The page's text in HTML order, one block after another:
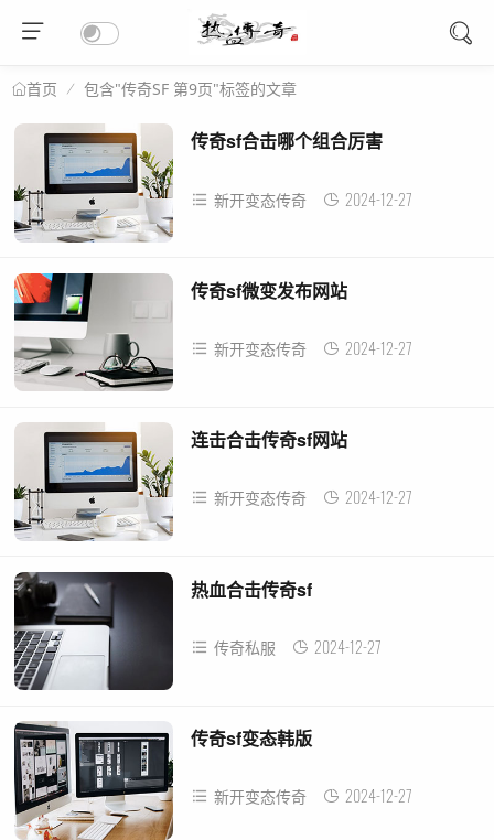
首页 包含"传奇SF 第9页"标签的文章
传奇sf合击哪个组合厉害
新开变态传奇 2024-12-27
传奇sf微变发布网站
新开变态传奇 2024-12-27
连击合击传奇sf网站
新开变态传奇 2024-12-27
热血合击传奇sf
传奇私服 2024-12-27
传奇sf变态韩版
新开变态传奇 2024-12-27